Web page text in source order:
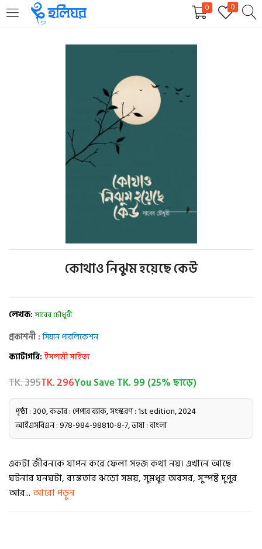
0 0
LOGIN REGISTER
Enter your username and password to login.
Remember me
Login
Lost password?
কোথাও নিঝুম হয়েছে কেউ
লেখক:সাবের চৌধুরী
প্রকাশনী :সিয়ান পাবলিকেশন
ক্যাটাগরি:ইসলামী সাহিত্য
TK. 395TK. 296You Save TK. 99 (25% ছাড়ে)
পৃষ্ঠা : 300, কভার : পেপার ব্যাক, সংস্করণ : 1st edition, 2024
আইএসবিএন : 978-984-98810-8-7, ভাষা : বাংলা
একটা জীবনকে যাপন করে ফেলা সহজ কথা নয়। এখানে আছে
ঘটনার ঘনঘটা, ব্যস্ততার ঝড়ো সময়, সুমধুর অবসর, সুস্পষ্ট দুপুর
আর...আরো পড়ুন